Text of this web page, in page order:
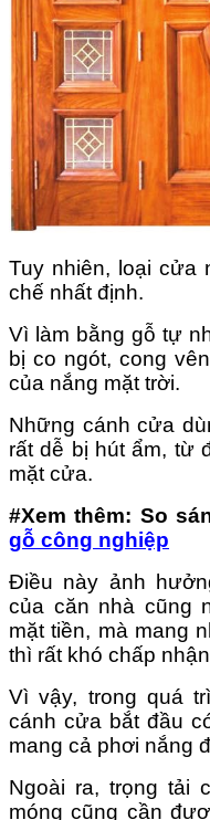
Tuy nhiên, loại cửa
chế nhất định.
Vì làm bằng gỗ tự
bị co ngót, cong
của nắng mặt trời.
Những cánh cửa
rất dễ bị hút ẩm, từ
mặt cửa.
#Xem thêm: So
gỗ công nghiệp
Điều này ảnh
của căn nhà cũng
mặt tiền, mà mang
thì rất khó chấp
Vì vậy, trong quá
cánh cửa bắt đầu
mang cả phơi nắng
Ngoài ra, trọng tải
móng cũng cần